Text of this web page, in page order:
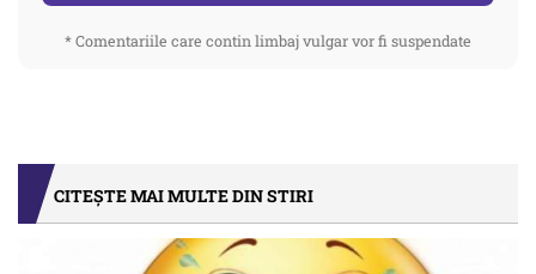
* Comentariile care contin limbaj vulgar vor fi suspendate
CITEȘTE MAI MULTE DIN STIRI